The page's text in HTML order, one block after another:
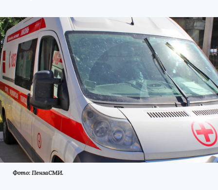
Фото: ПензаСМИ.